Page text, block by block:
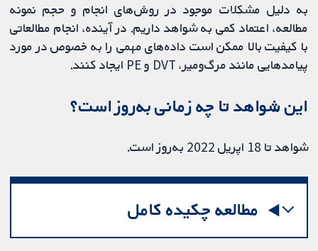
به دلیل مشکلات موجود در روش‌های انجام و حجم نمونه
مطالعه، اعتماد کمی به شواهد داریم. در آینده، انجام مطالعاتی
با کیفیت بالا ممکن است داده‌های مهمی را به خصوص در مورد
پیامدهایی مانند مرگ‌ومیر، DVT و PE ایجاد کنند.
این شواهد تا چه زمانی به‌روز است؟
شواهد تا 18 اپریل 2022 به‌روز است.
مطالعه چکیده کامل